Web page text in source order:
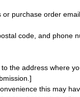
purchase order
code, and phone
the address where
this may